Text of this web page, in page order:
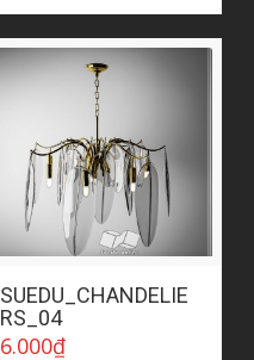
SUEDU_CHANDELIE
RS_04
6.000₫